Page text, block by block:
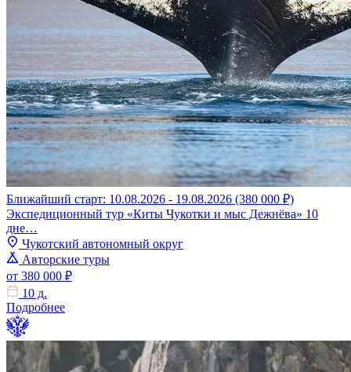
Ближайший старт: 10.08.2026 - 19.08.2026 (380 000 ₽)
Экспедиционный тур «Киты Чукотки и мыс Дежнёва» 10
дне…
Чукотский автономный округ
Авторские туры
от 380 000 ₽
10 д.
Подробнее